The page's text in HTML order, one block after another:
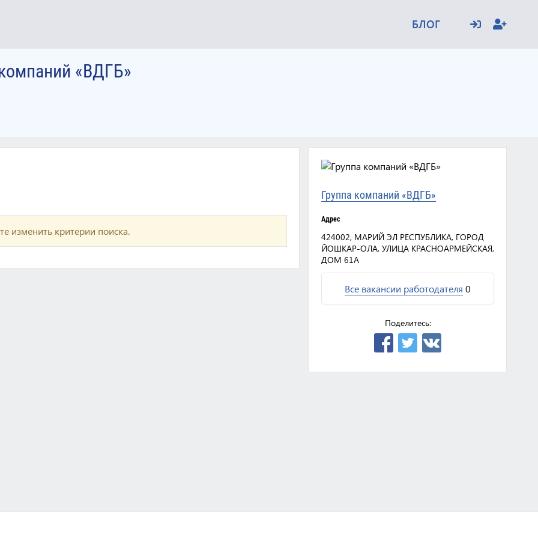
БЛОГ
«ВДГБ»
изменить критерии поиска.
Группа компаний «ВДГБ»
Адрес
424002, МАРИЙ ЭЛ РЕСПУБЛИКА, ГОРОД
ЙОШКАР-ОЛА, УЛИЦА КРАСНОАРМЕЙСКАЯ,
ДОМ 61А
Все вакансии работодателя 0
Поделитесь: